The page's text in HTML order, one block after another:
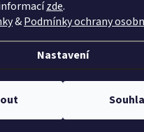
zde.
&Podmínky ochrany
Nastavení
Sledovat na Instagramu
Vytvořil Shoptet &
Vína Online . Všechna práva